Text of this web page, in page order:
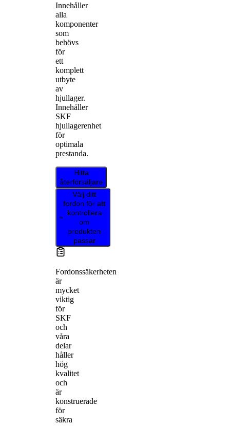
Innehåller
alla
komponenter
som
behövs
för
ett
komplett
utbyte
av
hjullager.
Innehåller
SKF
hjullagerenhet
för
optimala
prestanda.
Hitta
återförsäljare
Välj ditt
fordon för att
kontrollera
om
produkten
passar
Fordonssäkerheten
är
mycket
viktig
för
SKF
och
våra
delar
håller
hög
kvalitet
och
är
konstruerade
för
säkra